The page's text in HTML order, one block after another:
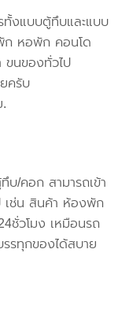
ทั้งแบบตู้ทึบและแบบ
ก หอพัก คอนโด
ขนของทั่วไป
ครับ
/คอก สามารถเข้า
เช่น สินค้า ห้องพัก
ชั่วโมง เหมือนรถ
รทุกของได้สบาย